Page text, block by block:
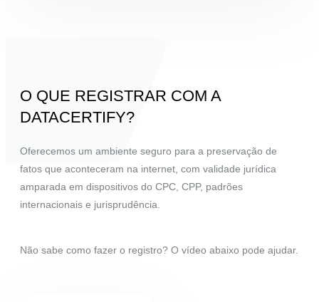
O QUE REGISTRAR COM A
DATACERTIFY?
Oferecemos um ambiente seguro para a preservação de
fatos que aconteceram na internet, com validade jurídica
amparada em dispositivos do CPC, CPP, padrões
internacionais e jurisprudência.
Não sabe como fazer o registro? O vídeo abaixo pode ajudar.